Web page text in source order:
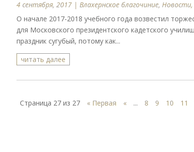
4 сентября, 2017| Влахернское благочиние, Новости,
О начале 2017-2018 учебного года возвестил
для Московского президентского кадетского
праздник сугубый, потому как...
читать далее
Страница 27 из 27 « Первая « ... 8 9 10 11